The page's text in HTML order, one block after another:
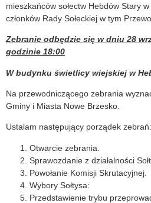
mieszkańców sołectw Hebdów Stary
członków Rady Sołeckiej w tym
Zebranie odbędzie się w dniu 28
godzinie 18:00
W budynku świetlicy wiejskiej w
Na przewodniczącego zebrania
Gminy i Miasta Nowe Brzesko.
Ustalam następujący porządek zebrań:
Otwarcie zebrania.
Sprawozdanie z działalności
Powołanie Komisji Skrutacyjnej.
Wybory Sołtysa:
Przedstawienie trybu